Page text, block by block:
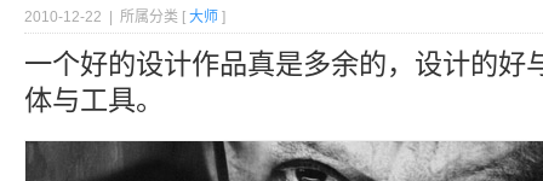
2010-12-22 | 所属分类 [ 大师 ]
一个好的设计作品真是多余的，设计的好
体与工具。